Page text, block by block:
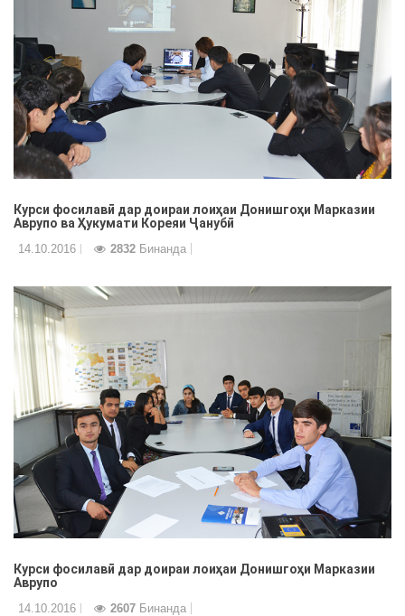
Курси фосилавӣ дар доираи лоиҳаи Донишгоҳи Марказии
Аврупо ва Ҳукумати Кореяи Ҷанубӣ
14.10.2016 2832 Бинанда
Курси фосилавӣ дар доираи лоиҳаи Донишгоҳи Марказии
Аврупо
14.10.2016 2607 Бинанда